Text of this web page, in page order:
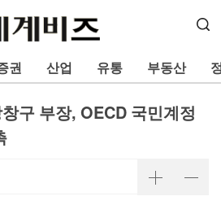
권 산업 유통 부동산
구 부장, OECD 국민계정